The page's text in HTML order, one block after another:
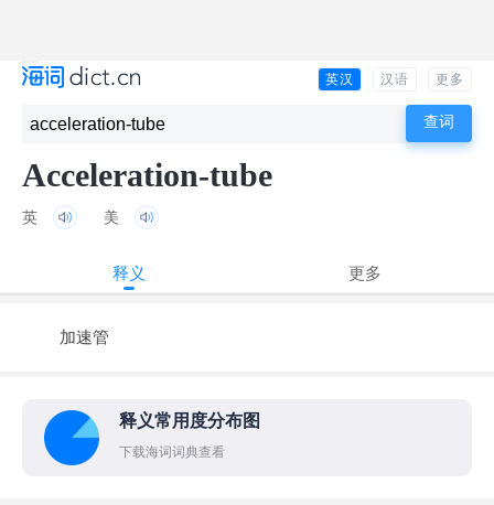
英汉 汉语 更多
Acceleration-tube
英 美
释义 更多
加速管
释义常用度分布图
下载海词词典查看